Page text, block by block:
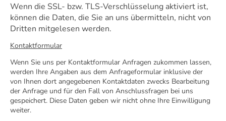
Wenn die SSL- bzw. TLS-Verschlüsselung aktiviert ist,
können die Daten, die Sie an uns übermitteln, nicht von
Dritten mitgelesen werden.
Kontaktformular
Wenn Sie uns per Kontaktformular Anfragen zukommen lassen,
werden Ihre Angaben aus dem Anfrageformular inklusive der
von Ihnen dort angegebenen Kontaktdaten zwecks Bearbeitung
der Anfrage und für den Fall von Anschlussfragen bei uns
gespeichert. Diese Daten geben wir nicht ohne Ihre Einwilligung
weiter.